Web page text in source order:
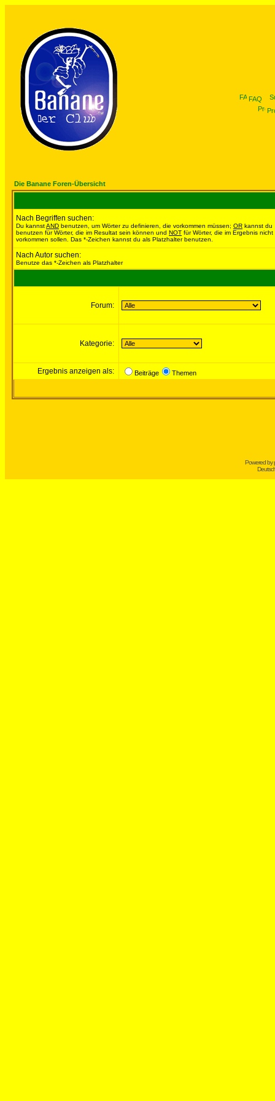
FAQ
Die Banane Foren-Übersicht
Nach Begriffen suchen:
Du kannstAND benutzen, um Wörter zu definieren, die vorkommen müssen; OR kannst du
benutzen für Wörter, die im Resultat sein können und NOT für Wörter, die im Ergebnis nicht
vorkommen sollen. Das *-Zeichen kannst du als Platzhalter benutzen.
Nach Autor suchen:
Benutze das *-Zeichen als Platzhalter
Forum:
Kategorie:
Ergebnis anzeigen als: Beiträge Themen
Powered by